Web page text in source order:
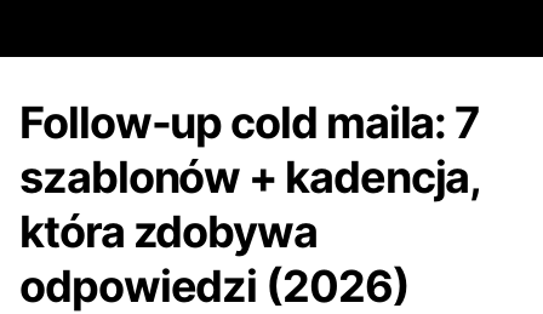
Follow-up cold maila: 7
szablonów + kadencja,
która zdobywa
odpowiedzi (2026)